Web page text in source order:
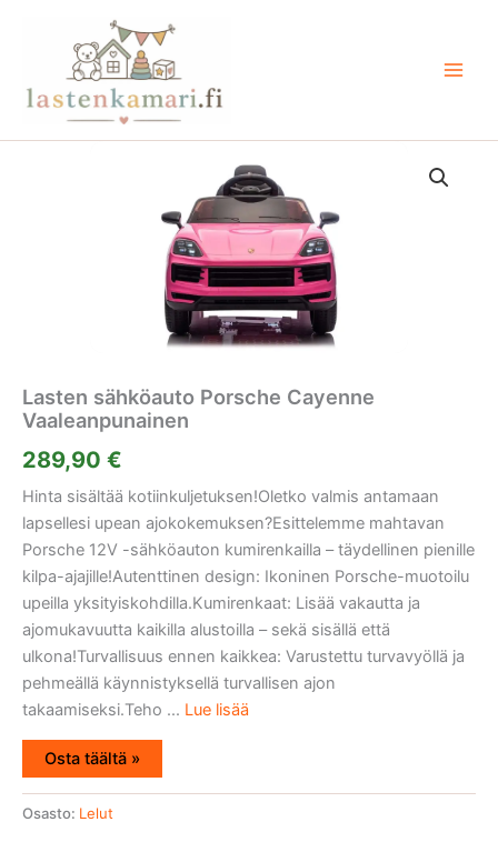
Lasten sähköauto Porsche Cayenne
Vaaleanpunainen
289,90 €
Hinta sisältää kotiinkuljetuksen!Oletko valmis antamaan
lapsellesi upean ajokokemuksen?Esittelemme mahtavan
Porsche 12V -sähköauton kumirenkailla – täydellinen pienille
kilpa-ajajille!Autenttinen design: Ikoninen Porsche-muotoilu
upeilla yksityiskohdilla.Kumirenkaat: Lisää vakautta ja
ajomukavuutta kaikilla alustoilla – sekä sisällä että
ulkona!Turvallisuus ennen kaikkea: Varustettu turvavyöllä ja
pehmeällä käynnistyksellä turvallisen ajon
takaamiseksi.Teho ... Lue lisää
Osta täältä »
Osasto: Lelut